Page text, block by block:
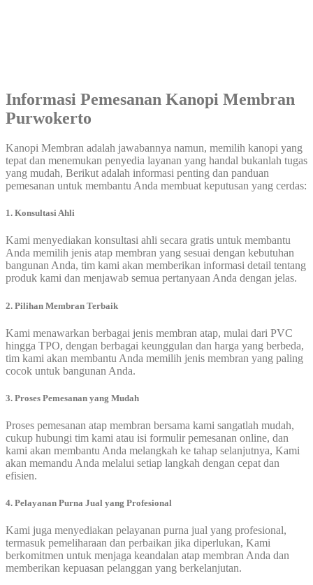
Informasi Pemesanan Kanopi Membran
Purwokerto
Kanopi Membran adalah jawabannya namun, memilih kanopi yang
tepat dan menemukan penyedia layanan yang handal bukanlah tugas
yang mudah, Berikut adalah informasi penting dan panduan
pemesanan untuk membantu Anda membuat keputusan yang cerdas:
1. Konsultasi Ahli
Kami menyediakan konsultasi ahli secara gratis untuk membantu
Anda memilih jenis atap membran yang sesuai dengan kebutuhan
bangunan Anda, tim kami akan memberikan informasi detail tentang
produk kami dan menjawab semua pertanyaan Anda dengan jelas.
2. Pilihan Membran Terbaik
Kami menawarkan berbagai jenis membran atap, mulai dari PVC
hingga TPO, dengan berbagai keunggulan dan harga yang berbeda,
tim kami akan membantu Anda memilih jenis membran yang paling
cocok untuk bangunan Anda.
3. Proses Pemesanan yang Mudah
Proses pemesanan atap membran bersama kami sangatlah mudah,
cukup hubungi tim kami atau isi formulir pemesanan online, dan
kami akan membantu Anda melangkah ke tahap selanjutnya, Kami
akan memandu Anda melalui setiap langkah dengan cepat dan
efisien.
4. Pelayanan Purna Jual yang Profesional
Kami juga menyediakan pelayanan purna jual yang profesional,
termasuk pemeliharaan dan perbaikan jika diperlukan, Kami
berkomitmen untuk menjaga keandalan atap membran Anda dan
memberikan kepuasan pelanggan yang berkelanjutan.